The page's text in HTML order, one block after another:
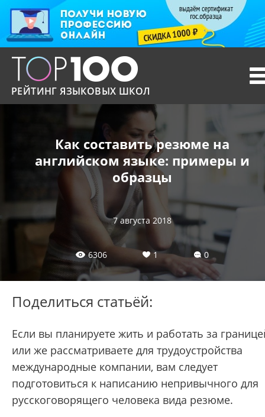
РЕЙТИНГ ЯЗЫКОВЫХ ШКОЛ
Как составить резюме на
английском языке: примеры и
образцы
7 августа 2018
6306 1 0
Поделиться статьёй:
Если вы планируете жить и работать за
или же рассматриваете для трудоустройства
международные компании, вам следует
подготовиться к написанию непривычного для
русскоговорящего человека вида резюме.